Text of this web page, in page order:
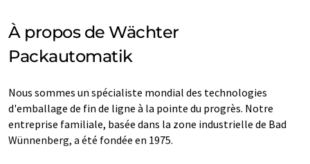
À propos de Wächter
Packautomatik
Nous sommes un spécialiste mondial des technologies
d'emballage de fin de ligne à la pointe du progrès. Notre
entreprise familiale, basée dans la zone industrielle de Bad
Wünnenberg, a été fondée en 1975.